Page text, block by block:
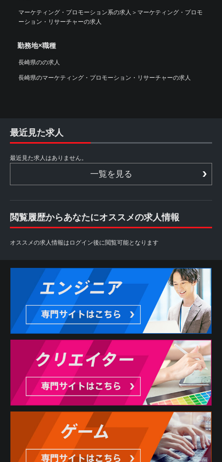
マーケティング・プロモーション系の求人 ＞ マーケティング・プロモ
ーション・リサーチャーの求人
勤務地×職種
長崎県のの求人
長崎県のマーケティング・プロモーション・リサーチャーの求人
最近見た求人
最近見た求人はありません。
一覧を見る
閲覧履歴からあなたにオススメの求人情報
オススメの求人情報はログイン後に閲覧可能となります